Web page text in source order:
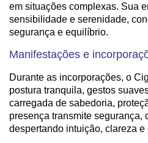
em situações complexas. Sua
sensibilidade e serenidade,
segurança e equilíbrio.
Manifestações e
Durante as incorporações, o
postura tranquila, gestos
carregada de sabedoria,
presença transmite segurança,
despertando intuição, clareza